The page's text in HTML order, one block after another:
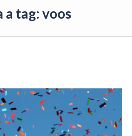
tag: voos